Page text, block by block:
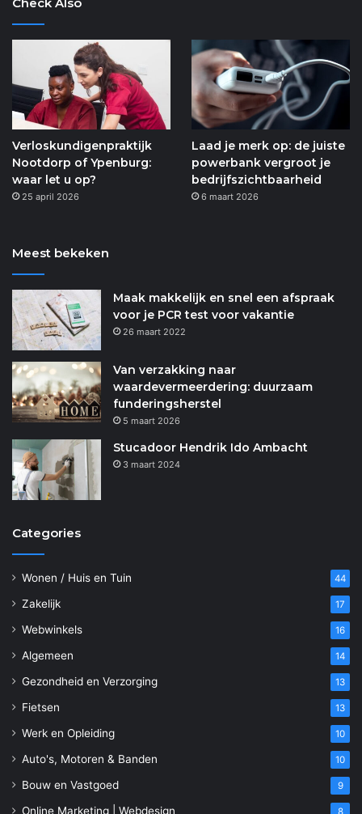
Verloskundigenpraktijk
Nootdorp of Ypenburg:
waar let u op?
25 april 2026
Laad je merk op: de juiste
powerbank vergroot je
bedrijfszichtbaarheid
6 maart 2026
Meest bekeken
Maak makkelijk en snel een afspraak
voor je PCR test voor vakantie
26 maart 2022
Van verzakking naar
waardevermeerdering: duurzaam
funderingsherstel
5 maart 2026
Stucadoor Hendrik Ido Ambacht
3 maart 2024
Categories
Wonen / Huis en Tuin 44
Zakelijk 17
Webwinkels 16
Algemeen 14
Gezondheid en Verzorging 13
Fietsen 13
Werk en Opleiding 10
Auto's, Motoren & Banden 10
Bouw en Vastgoed 9
Online Marketing | Webdesign 8